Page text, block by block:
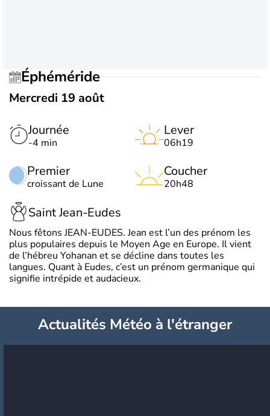
Éphéméride
Mercredi 19 août
Journée
-4 min
Premier
croissant de Lune
Lever
06h19
Coucher
20h48
Saint Jean-Eudes
Nous fêtons JEAN-EUDES. Jean est l’un des prénom les
plus populaires depuis le Moyen Age en Europe. Il vient
de l’hébreu Yohanan et se décline dans toutes les
langues. Quant à Eudes, c’est un prénom germanique qui
signifie intrépide et audacieux.
Actualités Météo à l'étranger